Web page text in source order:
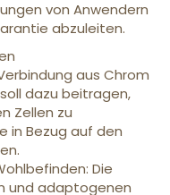
von Anwendern
abzuleiten.
aus Chrom
dazu beitragen,
Zellen zu
in Bezug auf den
Die
und adaptogenen